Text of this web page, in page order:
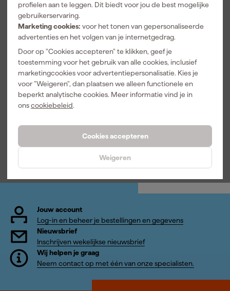
profielen aan te leggen. Dit biedt voor jou de best mogelijke
gebruikerservaring.
Marketing cookies: voor het tonen van gepersonaliseerde
advertenties en het volgen van je internetgedrag.
Door op "Cookies accepteren" te klikken, geef je
toestemming voor het gebruik van alle cookies, inclusief
marketingcookies voor advertentiepersonalisatie. Kies je
voor "Weigeren", dan plaatsen we alleen functionele en
beperkt analytische cookies. Meer informatie vind je in
onscookiebeleid.
Cookies accepteren
Weigeren
DeWALT
DCBP034 18V
Li-ion accu -
1.7Ah -
POWERSTAC
K - DCBP034-
Morgen
bezorgd
154,99
DeWALT
DT3559-QZ
Snelspanmoer
- SDS-Clic -
M14
Morgen
Adviesprijs 29,40
20,39
incl. BTW
DeWALT
DWE46150-
XJ
beschermkap
Morgen
Afgelopen 30 dgn 83,49
83,39
Jouw account
Log-in en beheer je bestellingen en gegevens
Nieuwsbrief
Inschrijven wekelijkse nieuwsbrief
Wij helpen je graag
Neem contact op met één van onze specialisten.